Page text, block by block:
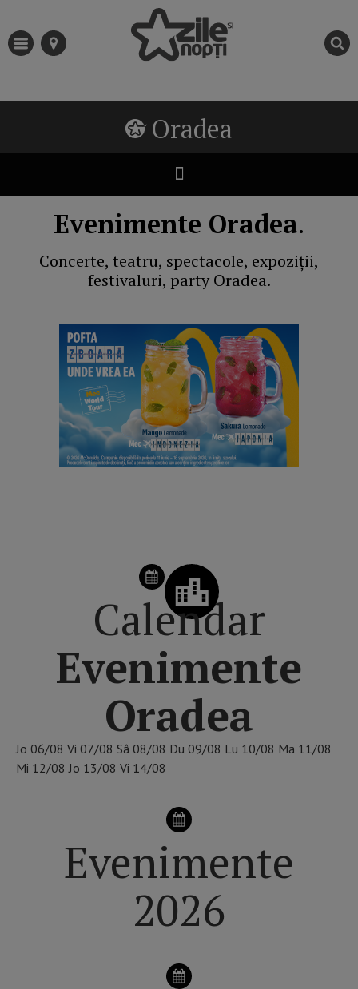
Oradea
Evenimente Oradea.
Concerte, teatru, spectacole, expoziții,
festivaluri, party Oradea.
Calendar
Evenimente
Oradea
Jo 06/08 Vi 07/08 Sâ 08/08 Du 09/08 Lu 10/08 Ma 11/08
Mi 12/08 Jo 13/08 Vi 14/08
Evenimente
2026